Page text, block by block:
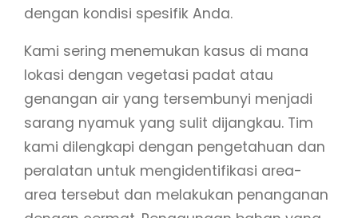
dengan kondisi spesifik Anda.
Kami sering menemukan kasus di mana
lokasi dengan vegetasi padat atau
genangan air yang tersembunyi menjadi
sarang nyamuk yang sulit dijangkau. Tim
kami dilengkapi dengan pengetahuan dan
peralatan untuk mengidentifikasi area-
area tersebut dan melakukan penanganan